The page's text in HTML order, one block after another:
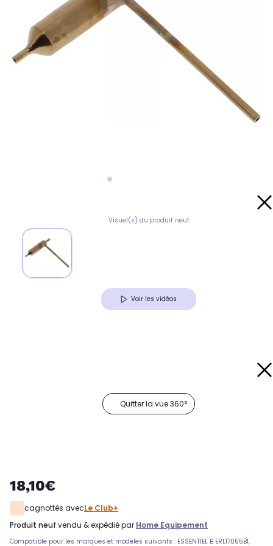
Visuel(s) du produit neuf
Voir les vidéos
Quitter la vue 360°
18,10€
cagnottés avecLe Club+
produit neuf vendu & expédié par Home Equipement
Compatible pour les marques et modèles suivants : ESSENTIEL B ERL17055B1,